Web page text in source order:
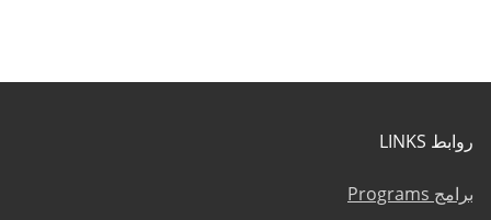
روابط LINKS
برامج Programs